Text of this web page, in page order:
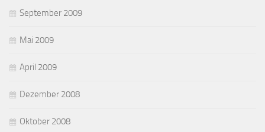
September 2009
Mai 2009
April 2009
Dezember 2008
Oktober 2008